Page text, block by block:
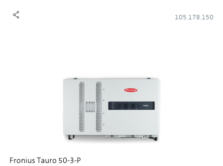
105.178.150
Fronius Tauro 50-3-P